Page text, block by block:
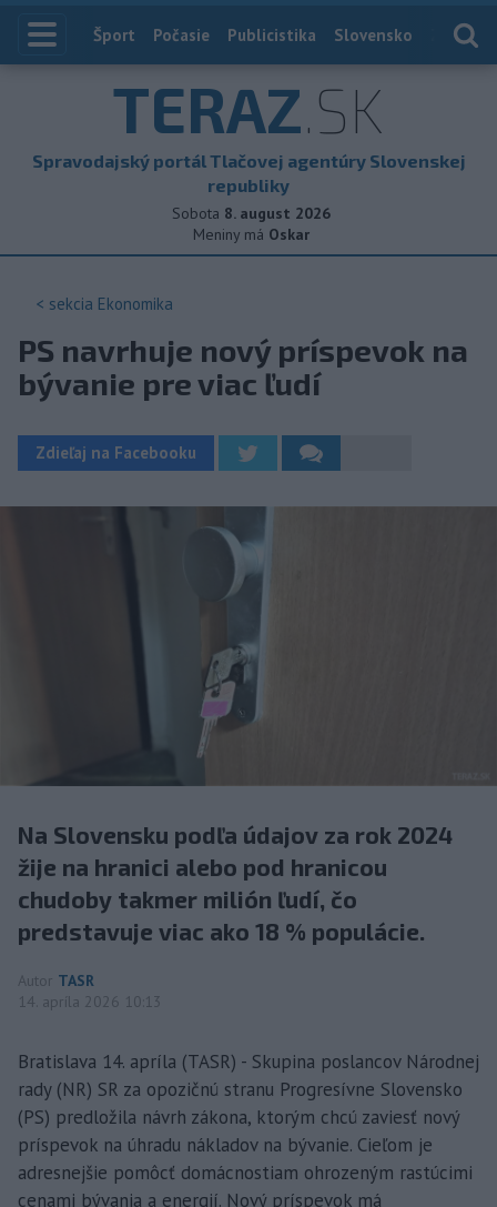
Index
Šport Počasie Publicistika Slovensko
TERAZ.SK
Spravodajský portál Tlačovej agentúry Slovenskej
republiky
Sobota 8. august 2026
Meniny má Oskar
< sekcia Ekonomika
PS navrhuje nový príspevok na
bývanie pre viac ľudí
Zdieľaj na Facebooku
Na Slovensku podľa údajov za rok 2024
žije na hranici alebo pod hranicou
chudoby takmer milión ľudí, čo
predstavuje viac ako 18 % populácie.
Autor TASR
14. apríla 2026 10:13
Bratislava 14. apríla (TASR) - Skupina poslancov Národnej
rady (NR) SR za opozičnú stranu Progresívne Slovensko
(PS) predložila návrh zákona, ktorým chcú zaviesť nový
príspevok na úhradu nákladov na bývanie. Cieľom je
adresnejšie pomôcť domácnostiam ohrozeným rastúcimi
cenami bývania a energií. Nový príspevok má